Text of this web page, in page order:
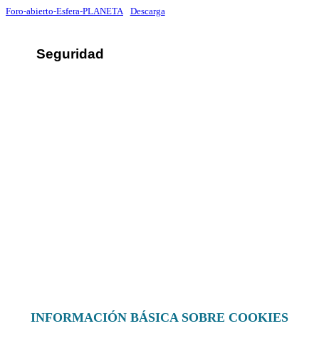
Foro-abierto-Esfera-PLANETA Descarga
Seguridad
INFORMACIÓN BÁSICA SOBRE COOKIES